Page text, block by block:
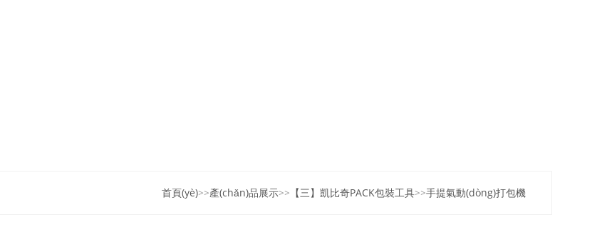
首頁(yè)>>產(chǎn)品展示>> 【三】凱比奇PACK包裝工具>>手提氣動(dòng)打包機